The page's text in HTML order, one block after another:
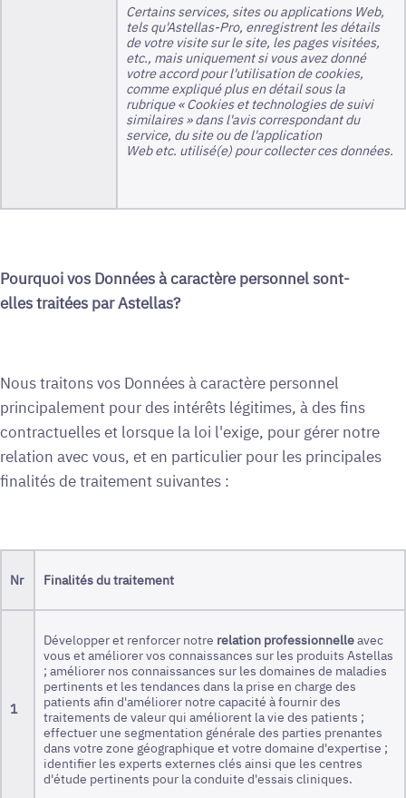
Certains services, sites ou applications Web,
tels qu'Astellas-Pro, enregistrent les détails
de votre visite sur le site, les pages visitées,
etc., mais uniquement si vous avez donné
votre accord pour l'utilisation de cookies,
comme expliqué plus en détail sous la
rubrique « Cookies et technologies de suivi
similaires » dans l'avis correspondant du
service, du site ou de l'application
Web etc. utilisé(e) pour collecter ces données.
Pourquoi vos Données à caractère personnel sont-
elles traitées par Astellas?
Nous traitons vos Données à caractère personnel
principalement pour des intérêts légitimes, à des fins
contractuelles et lorsque la loi l'exige, pour gérer notre
relation avec vous, et en particulier pour les principales
finalités de traitement suivantes :
Nr Finalités du traitement
1
Développer et renforcer notre relation professionnelleavec
vous et améliorer vos connaissances sur les produits Astellas
; améliorer nos connaissances sur les domaines de maladies
pertinents et les tendances dans la prise en charge des
patients afin d'améliorer notre capacité à fournir des
traitements de valeur qui améliorent la vie des patients ;
effectuer une segmentation générale des parties prenantes
dans votre zone géographique et votre domaine d'expertise ;
identifier les experts externes clés ainsi que les centres
d'étude pertinents pour la conduite d'essais cliniques.